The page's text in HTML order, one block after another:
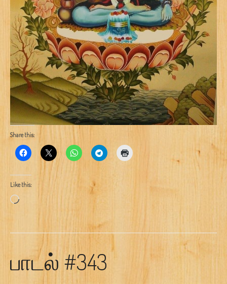
Share this:
Like this:
Loading…
பாடல் #343